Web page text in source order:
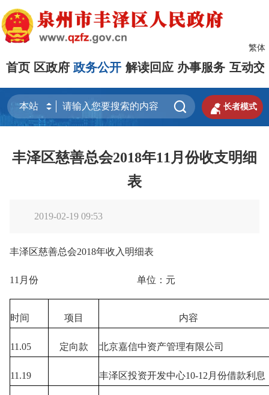
繁体
首页 区政府 政务公开 解读回应 办事服务 互动交
  长者模式
丰泽区慈善总会2018年11月份收支明细
表
2019-02-19 09:53
丰泽区慈善总会2018年收入明细表
11月份 单位：元
时间 项目 内容
11.05 定向款 北京嘉信中资产管理有限公司
11.19 丰泽区投资开发中心10-12月份借款利息